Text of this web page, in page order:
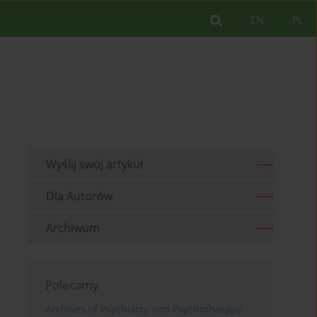
PL
EN
Wyślij swój artykuł
Dla Autorów
Archiwum
Polecamy
Archives of Psychiatry and Psychotherapy